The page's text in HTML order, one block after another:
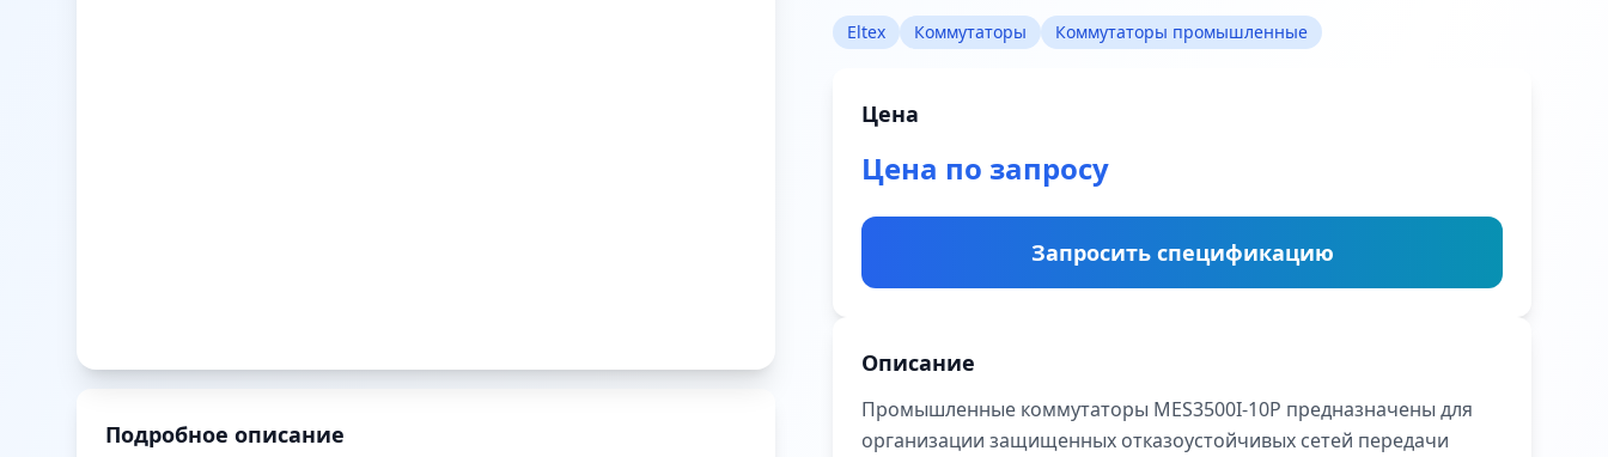
Eltex Коммутаторы Коммутаторы промышленные
Цена
Цена по запросу
Запросить спецификацию
Описание
Промышленные коммутаторы MES3500I-10P предназначены для
организации защищенных отказоустойчивых сетей передачи
Подробное описание